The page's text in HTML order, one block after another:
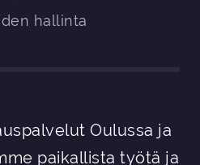
hallinta
Oulussa ja
paikallista työtä ja